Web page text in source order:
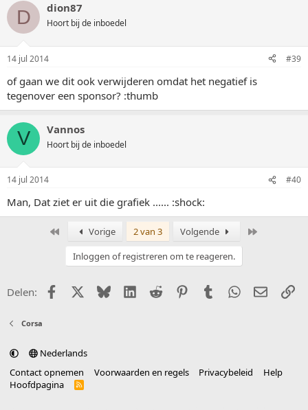
D dion87
Hoort bij de inboedel
14 jul 2014 #39
of gaan we dit ook verwijderen omdat het negatief is
tegenover een sponsor? :thumb
V Vannos
Hoort bij de inboedel
14 jul 2014 #40
Man, Dat ziet er uit die grafiek ...... :shock:
Eerste Vorige 2 van 3 Volgende
Inloggen of registreren om te reageren.
Delen: FacebookX (Twitter)
BlueskyLinkedIn
Reddit PinterestTumblr WhatsApp
E-mail
Corsa
Nederlands
Contact opnemen
Voorwaarden en regels Privacybeleid
Help
Hoofdpagina
R